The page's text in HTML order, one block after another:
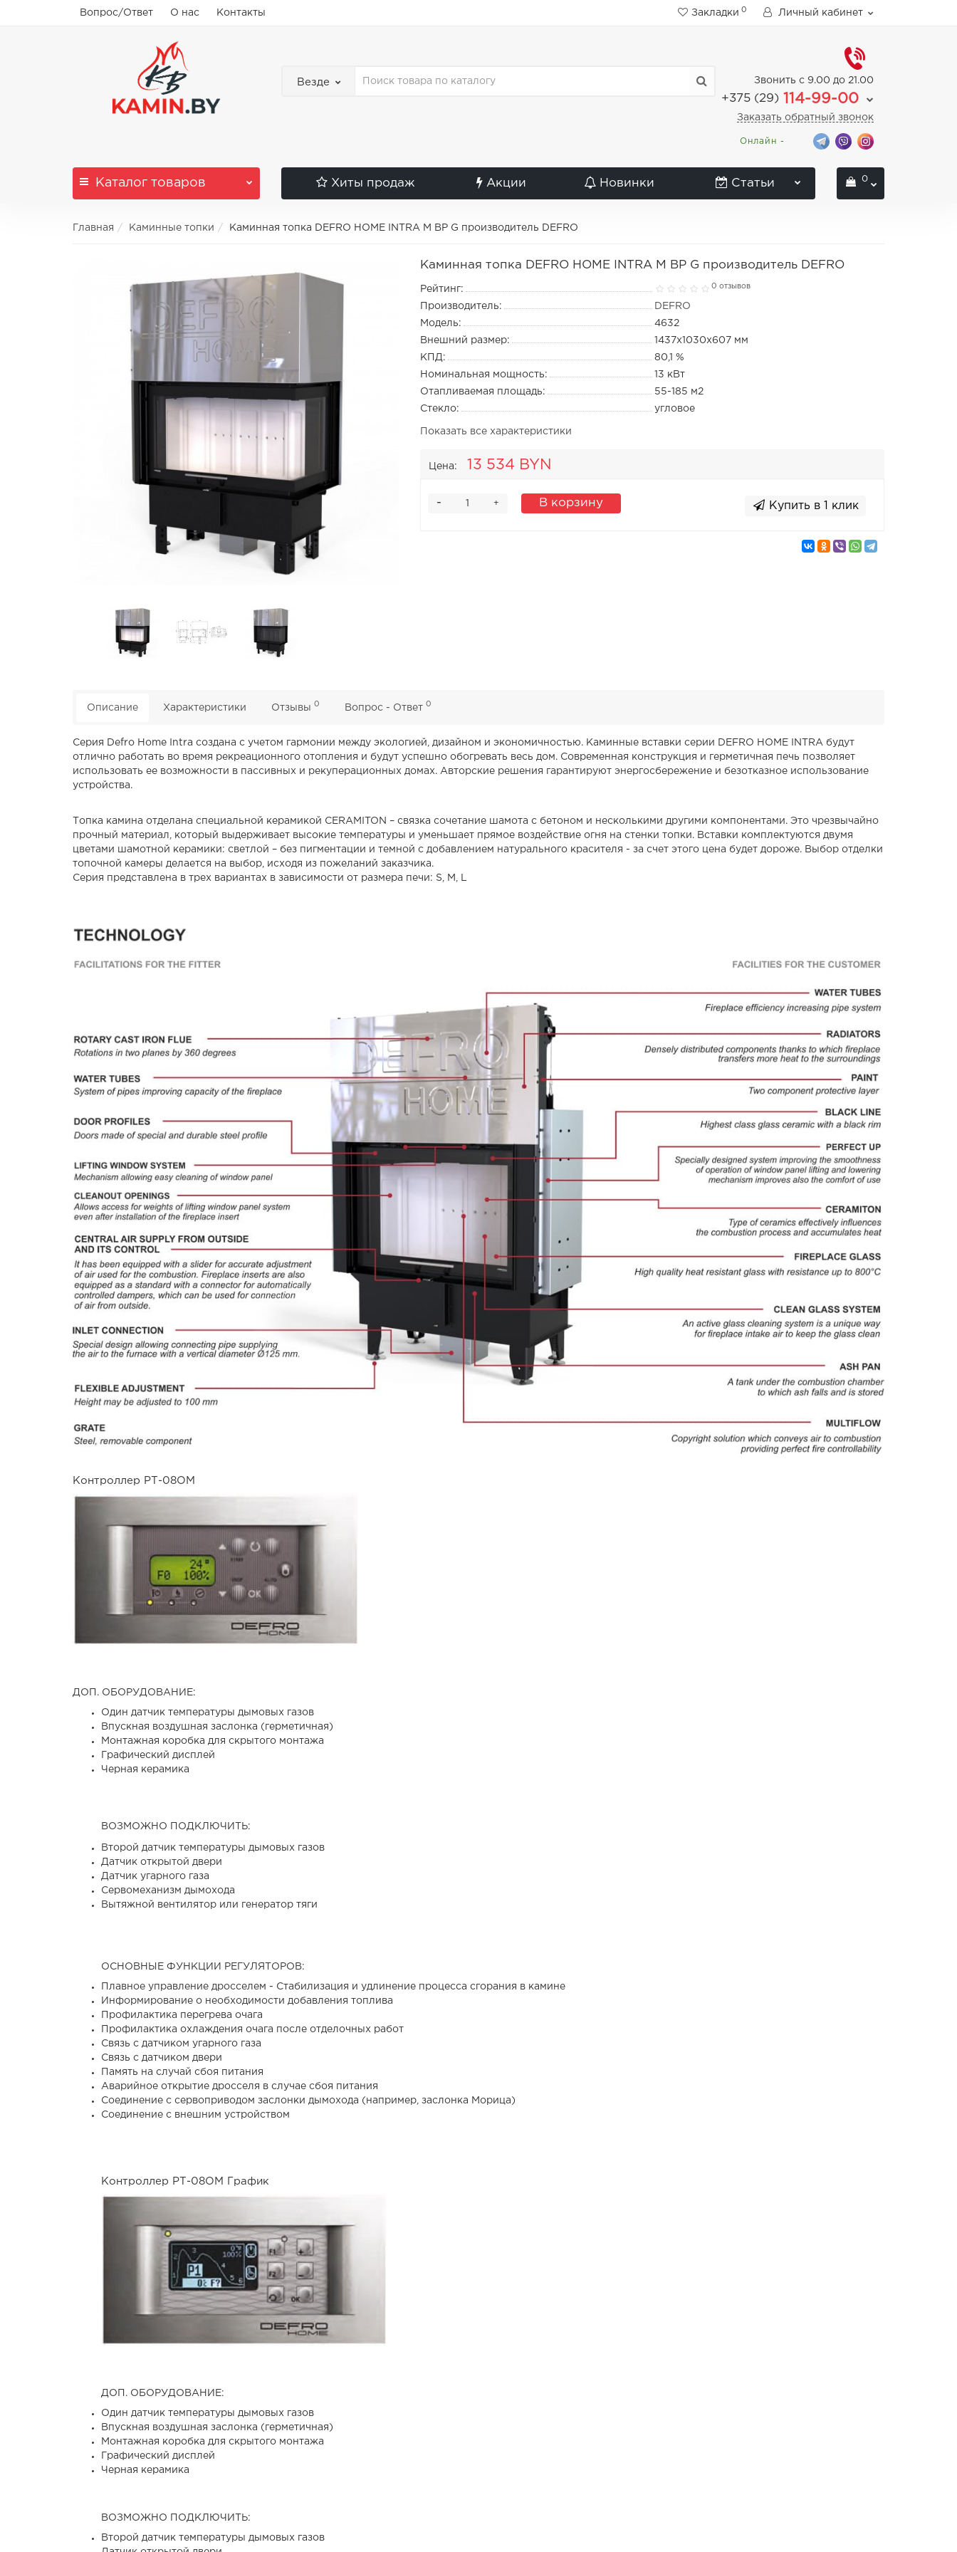
Вопрос/Ответ О нас Контакты Закладки 0 Личный кабинет
Везде Звонить с 9.00 до 21.00
+375 (29) 114-99-00
Заказать обратный звонок
Онлайн -
Каталог товаров Хиты продаж Акции Новинки Статьи 0
Главная Каминные топки Каминная топка DEFRO HOME INTRA M BP G производитель DEFRO
Каминная топка DEFRO HOME INTRA M BP G производитель DEFRO
Рейтинг: 0 отзывов
Производитель:
DEFRO
Модель:
4632
Внешний размер:
1437x1030x607 мм
КПД:
80,1 %
Номинальная мощность:
13 кВт
Отапливаемая площадь:
55-185 м2
Стекло:
угловое
Показать все характеристики
Цена: 13 534 BYN
+
- В корзину Купить в 1 клик
Описание Характеристики Отзывы 0 Вопрос - Ответ 0
Серия Defro Home Intra создана с учетом гармонии между экологией, дизайном и экономичностью. Каминные вставки серии DEFRO HOME INTRA будут
отлично работать во время рекреационного отопления и будут успешно обогревать весь дом. Современная конструкция и герметичная печь позволяет
использовать ее возможности в пассивных и рекуперационных домах. Авторские решения гарантируют энергосбережение и безотказное использование
устройства.
Топка камина отделана специальной керамикой CERAMITON – связка сочетание шамота с бетоном и несколькими другими компонентами. Это чрезвычайно
прочный материал, который выдерживает высокие температуры и уменьшает прямое воздействие огня на стенки топки. Вставки комплектуются двумя
цветами шамотной керамики: светлой – без пигментации и темной с добавлением натурального красителя - за счет этого цена будет дороже. Выбор отделки
топочной камеры делается на выбор, исходя из пожеланий заказчика.
Серия представлена ​​в трех вариантах в зависимости от размера печи: S, M, L
Контроллер РТ-08ОМ
ДОП. ОБОРУДОВАНИЕ:
Один датчик температуры дымовых газов
Впускная воздушная заслонка (герметичная)
Монтажная коробка для скрытого монтажа
Графический дисплей
Черная керамика
ВОЗМОЖНО ПОДКЛЮЧИТЬ:
Второй датчик температуры дымовых газов
Датчик открытой двери
Датчик угарного газа
Сервомеханизм дымохода
Вытяжной вентилятор или генератор тяги
ОСНОВНЫЕ ФУНКЦИИ РЕГУЛЯТОРОВ:
Плавное управление дросселем - Стабилизация и удлинение процесса сгорания в камине
Информирование о необходимости добавления топлива
Профилактика перегрева очага
Профилактика охлаждения очага после отделочных работ
Связь с датчиком угарного газа
Связь с датчиком двери
Память на случай сбоя питания
Аварийное открытие дросселя в случае сбоя питания
Соединение с сервоприводом заслонки дымохода (например, заслонка Морица)
Соединение с внешним устройством
Контроллер РТ-08ОМ График
ДОП. ОБОРУДОВАНИЕ:
Один датчик температуры дымовых газов
Впускная воздушная заслонка (герметичная)
Монтажная коробка для скрытого монтажа
Графический дисплей
Черная керамика
ВОЗМОЖНО ПОДКЛЮЧИТЬ:
Второй датчик температуры дымовых газов